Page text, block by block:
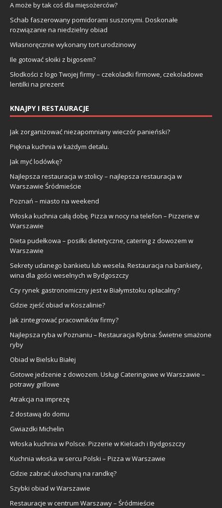
A może by tak coś dla mięsożerców?
Schab faszerowany pomidorami suszonymi. Doskonałe
rozwiązanie na niedzielny obiad
Własnoręcznie wykonany tort urodzinowy
Ile gotować słoiki z bigosem?
Słodkości z logo Twojej firmy – czekoladki firmowe, czekoladowe
lentilki na prezent
KNAJPY I RESTAURACJE
Jak zorganizować niezapomniany wieczór panieński?
Piękna kuchnia w każdym detalu.
Jak myć lodówkę?
Najlepsza restauracja w stolicy – najlepsza restauracja w
Warszawie Śródmieście
Poznań – miasto na weekend
Włoska kuchnia całą dobę. Pizza w nocy na telefon – Pizzerie w
Warszawie
Dieta pudełkowa – posiłki dietetyczne, catering z dowozem w
Warszawie
Sekrety udanego bankietu lub wesela. Restauracja na bankiety,
wina dla gości weselnych w Bydgoszczy
Czy rynek gastronomiczny jest w Białymstoku opłacalny?
Gdzie zjeść obiad w Koszalinie?
Jak zintegrować pracowników firmy?
Najlepsza ryba w Poznaniu – Restauracja Rybna: Świetne smażone
ryby
Obiad w Bielsku Białej
Gotowe jedzenie z dowozem. Usługi Cateringowe w Warszawie –
potrawy grillowe
Atrakcja na imprezę
Z dostawą do domu
Gwiazdki Michelin
Włoska kuchnia w Polsce. Pizzerie w Kielcach i Bydgoszczy
Kuchnia włoska w sercu Polski – Pizza w Warszawie
Gdzie zabrać ukochaną na randkę?
Szybki obiad w Warszawie
Restauracje w centrum Warszawy – Śródmieście